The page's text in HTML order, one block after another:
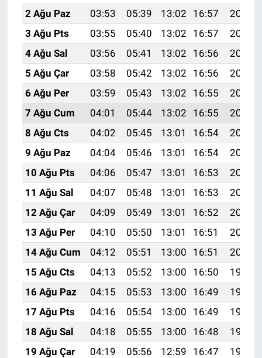
2 Ağu Paz
03:53 05:39 13:02 16:57
20:15
3 Ağu Pts
03:55 05:40 13:02 16:57
20:14
4 Ağu Sal
03:56 05:41 13:02 16:56
20:13
5 Ağu Çar
03:58 05:42 13:02 16:56
20:12
6 Ağu Per
03:59 05:43 13:02 16:55
20:11
7 Ağu Cum
04:01 05:44 13:02 16:55
20:09
8 Ağu Cts
04:02 05:45 13:01 16:54
20:08
9 Ağu Paz
04:04 05:46 13:01 16:54
20:07
10 Ağu Pts
04:06 05:47 13:01 16:53
20:05
11 Ağu Sal
04:07 05:48 13:01 16:53
20:04
12 Ağu Çar
04:09 05:49 13:01 16:52
20:03
13 Ağu Per
04:10 05:50 13:01 16:51
20:01
14 Ağu Cum
04:12 05:51 13:00 16:51
20:00
15 Ağu Cts
04:13 05:52 13:00 16:50
19:59
16 Ağu Paz
04:15 05:53 13:00 16:49
19:57
17 Ağu Pts
04:16 05:54 13:00 16:49
19:56
18 Ağu Sal
04:18 05:55 13:00 16:48
19:54
19 Ağu Çar
04:19 05:56 12:59 16:47
19:53